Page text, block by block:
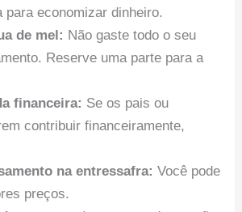
para economizar dinheiro.
de mel: Não gaste todo o seu
Reserve uma parte para a
financeira: Se os pais ou
contribuir financeiramente,
na entressafra: Você pode
preços.